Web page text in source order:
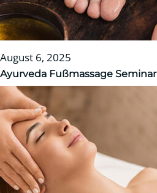
August 6, 2025
Ayurveda Fußmassage Seminar